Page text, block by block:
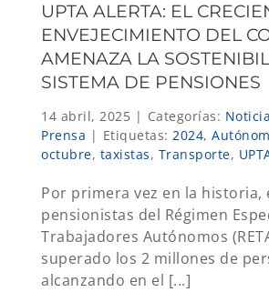
UPTA ALERTA: EL
ENVEJECIMIENTO DEL
AMENAZA LA
SISTEMA DE PENSIONES
14 abril, 2025 | Categorías: Noticia
Prensa | Etiquetas: 2024,
octubre, taxistas, Transporte,
Por primera vez en la historia,
pensionistas del Régimen
Trabajadores Autónomos
superado los 2 millones de
alcanzando en el [...]